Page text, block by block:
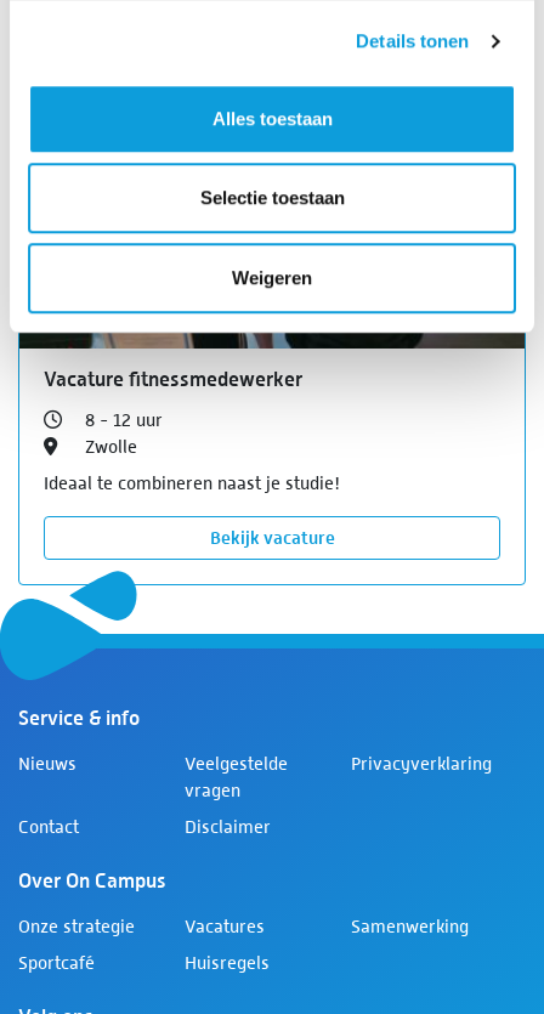
Details tonen
Alles toestaan
Selectie toestaan
Weigeren
Vacature fitnessmedewerker
8 - 12 uur
Zwolle
Ideaal te combineren naast je studie!
Bekijk vacature
Service & info
Nieuws
Veelgestelde
vragen
Privacyverklaring
Contact Disclaimer
Over On Campus
Onze strategie Vacatures
Samenwerking
Sportcafé
Huisregels